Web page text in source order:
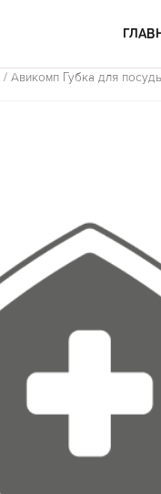
/ Авикомп Губка для